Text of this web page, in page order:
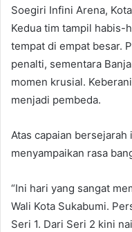
Soegiri Infini Arena,
Kedua tim tampil habis-
tempat di empat besar.
penalti, sementara
momen krusial.
menjadi pembeda.
Atas capaian bersejarah
menyampaikan rasa
“Ini hari yang sangat
Wali Kota Sukabumi.
Seri 1. Dari Seri 2 kini